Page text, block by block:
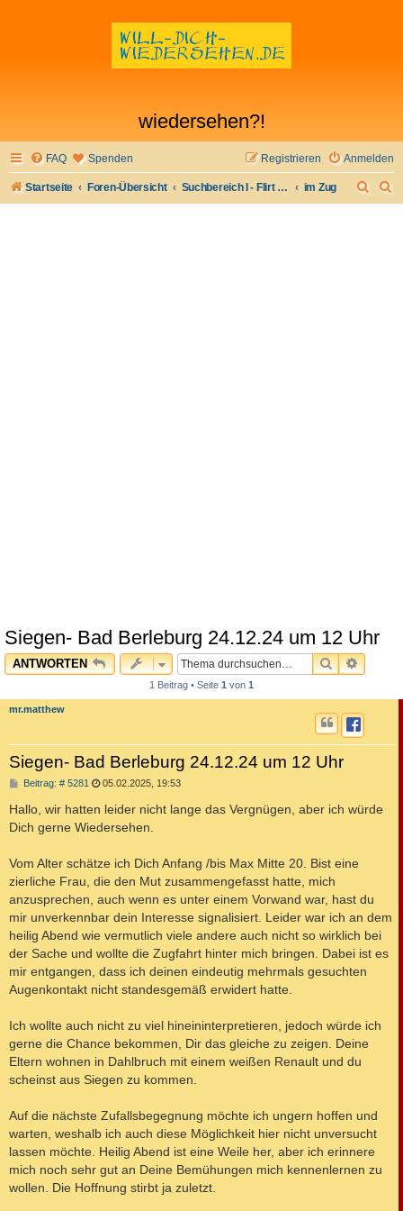
wiedersehen?!
FAQ Spenden Anmelden
Registrieren
Startseite Foren-Übersicht Suchbereich I - Flirt verloren- Flirt wiederfinden im Zug
Siegen- Bad Berleburg 24.12.24 um 12 Uhr
ANTWORTEN SUCHE
1 Beitrag • Seite 1 von 1
mr.matthew
Siegen- Bad Berleburg 24.12.24 um 12 Uhr
Beitrag: # 5281 B
i
t
r
05.02.2025, 19:53
Hallo, wir hatten leider nicht lange das Vergnügen, aber ich würde
Dich gerne Wiedersehen.
Vom Alter schätze ich Dich Anfang /bis Max Mitte 20. Bist eine
zierliche Frau, die den Mut zusammengefasst hatte, mich
anzusprechen, auch wenn es unter einem Vorwand war, hast du
mir unverkennbar dein Interesse signalisiert. Leider war ich an dem
heilig Abend wie vermutlich viele andere auch nicht so wirklich bei
der Sache und wollte die Zugfahrt hinter mich bringen. Dabei ist es
mir entgangen, dass ich deinen eindeutig mehrmals gesuchten
Augenkontakt nicht standesgemäß erwidert hatte.
Ich wollte auch nicht zu viel hineininterpretieren, jedoch würde ich
gerne die Chance bekommen, Dir das gleiche zu zeigen. Deine
Eltern wohnen in Dahlbruch mit einem weißen Renault und du
scheinst aus Siegen zu kommen.
Auf die nächste Zufallsbegegnung möchte ich ungern hoffen und
warten, weshalb ich auch diese Möglichkeit hier nicht unversucht
lassen möchte. Heilig Abend ist eine Weile her, aber ich erinnere
mich noch sehr gut an Deine Bemühungen mich kennenlernen zu
wollen. Die Hoffnung stirbt ja zuletzt.